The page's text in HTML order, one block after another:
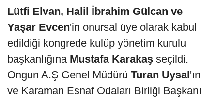
Lütfi Elvan, Halil İbrahim Gülcan ve
Yaşar Evcen'in onursal üye olarak kabul
edildiği kongrede kulüp yönetim kurulu
başkanlığına Mustafa Karakaş seçildi.
Ongun A.Ş Genel Müdürü Turan Uysal'ın
ve Karaman Esnaf Odaları Birliği Başkanı